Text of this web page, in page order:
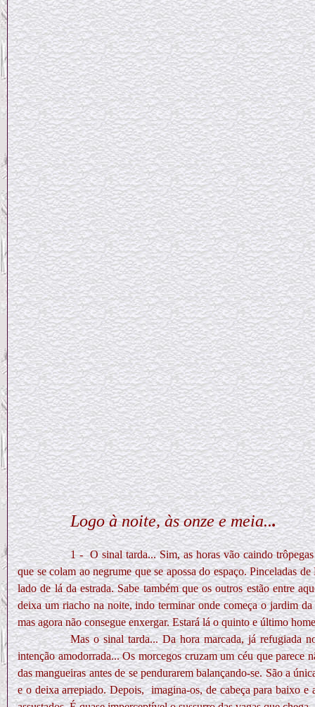
Logo à noite, às onze e meia...
1 - O sinal tarda... Sim, as horas vão caindo
que se colam ao negrume que se apossa do espaço. Pinceladas
lado de lá da estrada. Sabe também que os outros estão entre
deixa um riacho na noite, indo terminar onde começa o jardim
mas agora não consegue enxergar. Estará lá o quinto e último
Mas o sinal tarda... Da hora marcada, já refugiada
intenção amodorrada... Os morcegos cruzam um céu que parece
das mangueiras antes de se pendurarem balançando-se. São a
e o deixa arrepiado. Depois, imagina-os, de cabeça para baixo e